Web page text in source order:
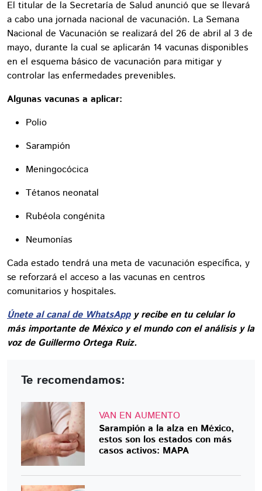
El titular de la Secretaría de Salud anunció que se llevará
a cabo una jornada nacional de vacunación. La Semana
Nacional de Vacunación se realizará del 26 de abril al 3 de
mayo, durante la cual se aplicarán 14 vacunas disponibles
en el esquema básico de vacunación para mitigar y
controlar las enfermedades prevenibles.
Algunas vacunas a aplicar:
Polio
Sarampión
Meningocócica
Tétanos neonatal
Rubéola congénita
Neumonías
Cada estado tendrá una meta de vacunación específica, y
se reforzará el acceso a las vacunas en centros
comunitarios y hospitales.
Únete al canal de WhatsAppy recibe en tu celular lo
más importante de México y el mundo con el análisis y la
voz de Guillermo Ortega Ruiz.
Te recomendamos:
VAN EN AUMENTO
Sarampión a la alza en México,
estos son los estados con más
casos activos: MAPA